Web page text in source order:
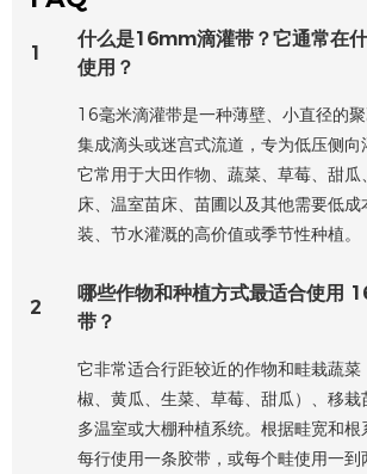
1
什么是16mm滴灌带？它通常在
使用？
16毫米滴灌带是一种薄壁、小直径的
集成滴头或迷宫式流道，专为低压侧向
它常用于大田作物、蔬菜、草莓、甜瓜
床、温室苗床、苗圃以及其他需要低成
装、节水灌溉的高价值或季节性种植。
2
哪些作物和种植方式最适合使用
带？
它非常适合行距较近的作物和畦栽蔬菜
椒、黄瓜、生菜、草莓、甜瓜）、移栽
多温室或大棚种植系统。根据畦宽和根
每行使用一条胶带，或每个畦使用一到